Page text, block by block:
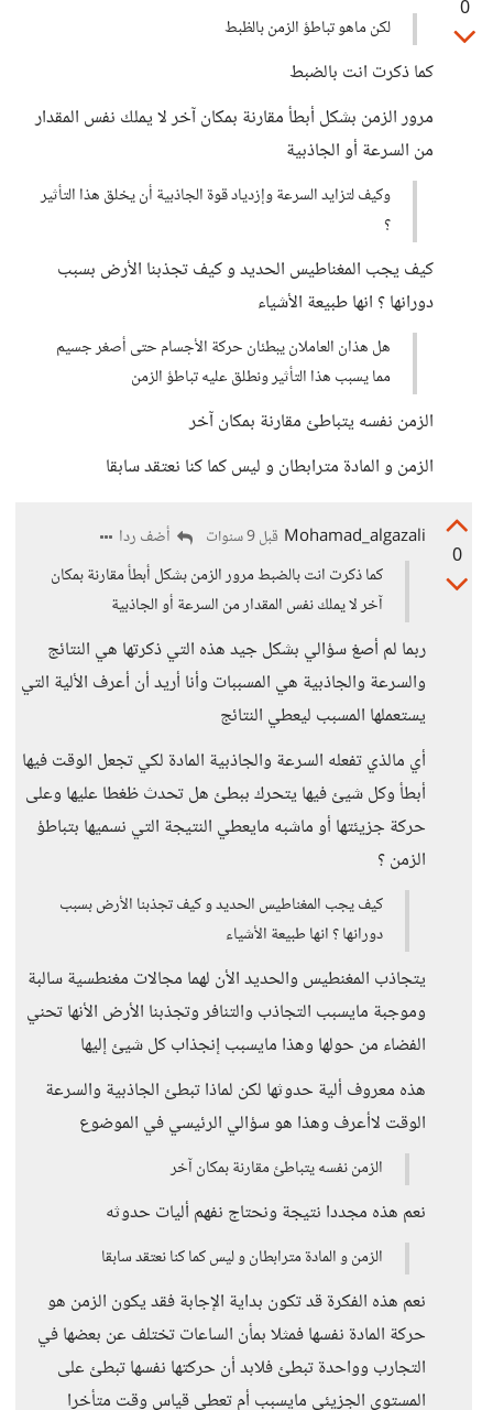
0
لكن ماهو تباطؤ الزمن بالظبط
كما ذكرت انت بالضبط
مرور الزمن بشكل أبطأ مقارنة بمكان آخر لا يملك نفس المقدار
من السرعة أو الجاذبية
وكيف لتزايد السرعة وإزدياد قوة الجاذبية أن يخلق هذا التأثير
؟
كيف يجب المغناطيس الحديد و كيف تجذبنا الأرض بسبب
دورانها ؟ انها طبيعة الأشياء
هل هذان العاملان يبطئان حركة الأجسام حتى أصغر جسيم
مما يسبب هذا التأثير ونطلق عليه تباطؤ الزمن
الزمن نفسه يتباطئ مقارنة بمكان آخر
الزمن و المادة مترابطان و ليس كما كنا نعتقد سابقا
0
Mohamad_algazali قبل 9 سنوات
أضف ردا
كما ذكرت انت بالضبط مرور الزمن بشكل أبطأ مقارنة بمكان
آخر لا يملك نفس المقدار من السرعة أو الجاذبية
ربما لم أصغ سؤالي بشكل جيد هذه التي ذكرتها هي النتائج
والسرعة والجاذبية هي المسببات وأنا أريد أن أعرف الألية التي
يستعملها المسبب ليعطي النتائج
أي مالذي تفعله السرعة والجاذبية المادة لكي تجعل الوقت فيها
أبطأ وكل شيئ فيها يتحرك ببطئ هل تحدث ظغطا عليها وعلى
حركة جزيئتها أو ماشبه مايعطي النتيجة التي نسميها بتباطؤ
الزمن ؟
كيف يجب المغناطيس الحديد و كيف تجذبنا الأرض بسبب
دورانها ؟ انها طبيعة الأشياء
يتجاذب المغنطيس والحديد الأن لهما مجالات مغنطسية سالبة
وموجبة مايسبب التجاذب والتنافر وتجذبنا الأرض الأنها تحني
الفضاء من حولها وهذا مايسبب إنجذاب كل شيئ إليها
هذه معروف ألية حدوثها لكن لماذا تبطئ الجاذبية والسرعة
الوقت لاأعرف وهذا هو سؤالي الرئيسي في الموضوع
الزمن نفسه يتباطئ مقارنة بمكان آخر
نعم هذه مجددا نتيجة ونحتاج نفهم أليات حدوثه
الزمن و المادة مترابطان و ليس كما كنا نعتقد سابقا
نعم هذه الفكرة قد تكون بداية الإجابة فقد يكون الزمن هو
حركة المادة نفسها فمثلا بمأن الساعات تختلف عن بعضها في
التجارب وواحدة تبطئ فلابد أن حركتها نفسها تبطئ على
المستوى الجزيئي مايسبب أم تعطي قياس وقت متأخرا